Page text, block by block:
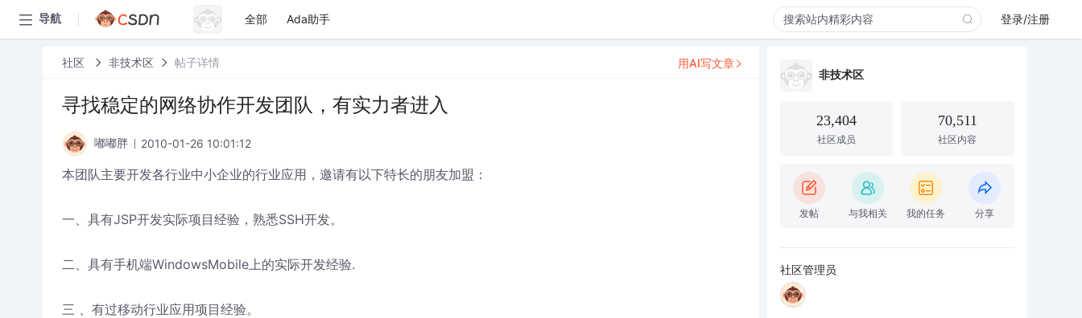
导航 全部 Ada助手 登录/注册
社区 非技术区 帖子详情
寻找稳定的网络协作开发团队，有实力者进入
嘟嘟胖 2010-01-26 10:01:12
本团队主要开发各行业中小企业的行业应用，邀请有以下特长的朋友加盟：
一、具有JSP开发实际项目经验，熟悉SSH开发。
二、具有手机端WindowsMobile上的实际开发经验.
三 、有过移动行业应用项目经验。
用AI写文章
非技术区
23,404
社区成员
70,511
社区内容
发帖 与我相关 我的任务 分享
社区管理员